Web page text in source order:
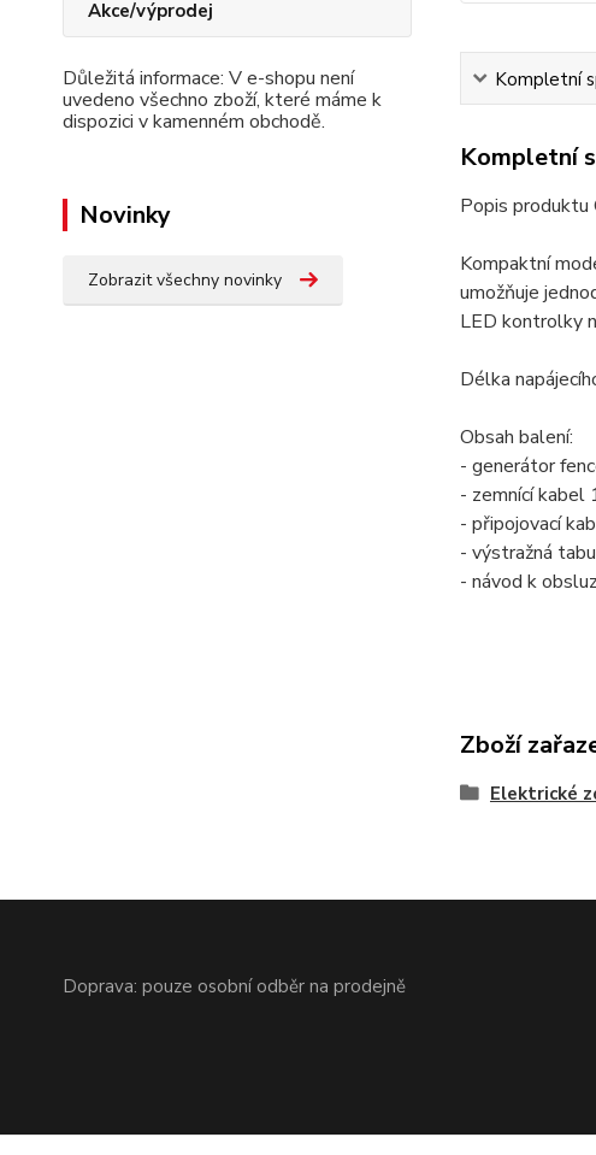
Akce/výprodej
Důležitá informace: V e-shopu není
uvedeno všechno zboží, které máme k
dispozici v kamenném obchodě.
Novinky
Zobrazit všechny novinky
Kompletní
Kompletní
Popis produktu
Kompaktní
umožňuje
LED kontrolky
Délka
Obsah balení:
- generátor
- zemnící kabel
- připojovací
- výstražná
- návod k
Zboží
Elektrické
Doprava: pouze osobní odběr na prodejně